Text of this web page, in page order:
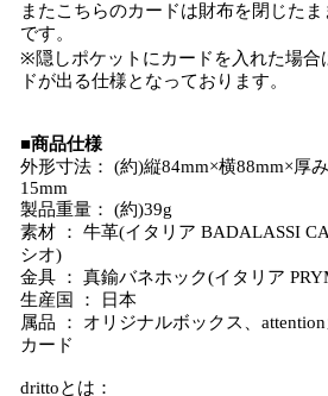
またこちらのカードは財布を閉じた
です。
※隠しポケットにカードを入れた場合
ドが出る仕様となっております。
■商品仕様
外形寸法： (約)縦84mm×横88mm×厚
15mm
製品重量： (約)39g
素材 ： 牛革(イタリア BADALASSI
シオ)
金具 ： 真鍮バネホック(イタリア
生産国 ： 日本
属品 ： オリジナルボックス、
カード
drittoとは：